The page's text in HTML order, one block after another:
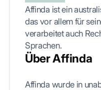
Affinda ist ein
das vor allem für
verarbeitet auch
Sprachen.
Über Affinda
Affinda wurde in